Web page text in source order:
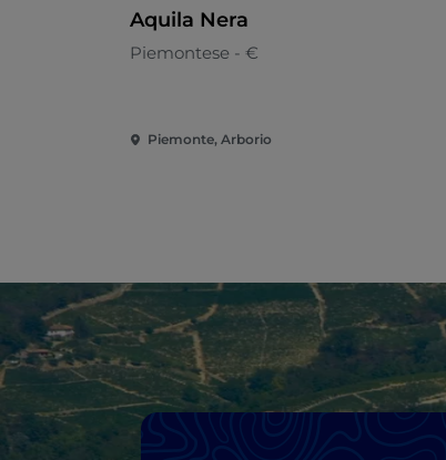
Aquila Nera
Piemontese - €
Piemonte, Arborio